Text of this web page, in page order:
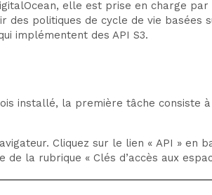
elle est prise en charge
politiques de cycle de vie basées
implémentent des API S3.
installé, la première tâche consiste
Cliquez sur le lien « API »
la rubrique « Clés d’accès aux